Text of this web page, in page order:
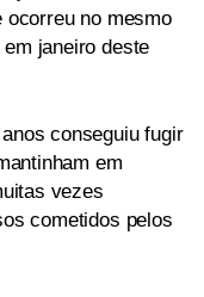
ocorreu no mesmo
janeiro deste
conseguiu fugir
em
vezes
cometidos pelos